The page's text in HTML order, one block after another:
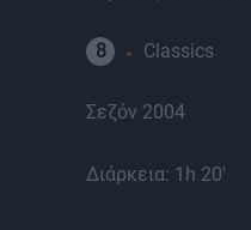
8 Classics
Σεζόν 2004
Διάρκεια: 1h 20'